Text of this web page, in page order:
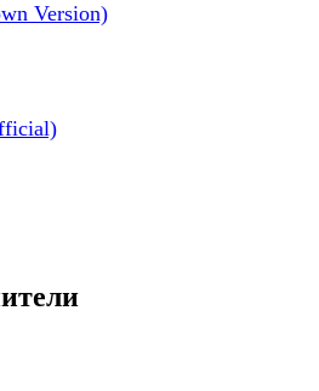
Version)